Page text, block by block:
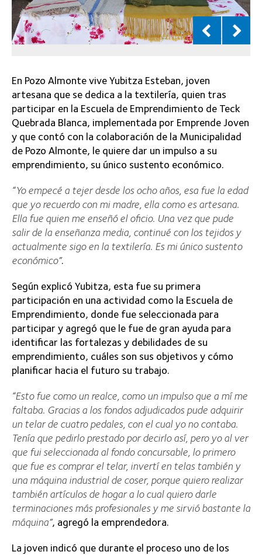
En Pozo Almonte vive Yubitza Esteban, joven
artesana que se dedica a la textilería, quien tras
participar en la Escuela de Emprendimiento de Teck
Quebrada Blanca, implementada por Emprende Joven
y que contó con la colaboración de la Municipalidad
de Pozo Almonte, le quiere dar un impulso a su
emprendimiento, su único sustento económico.
“Yo empecé a tejer desde los ocho años, esa fue la edad
que yo recuerdo con mi madre, ella como es artesana.
Ella fue quien me enseñó el oficio. Una vez que pude
salir de la enseñanza media, continué con los tejidos y
actualmente sigo en la textilería. Es mi único sustento
económico”.
Según explicó Yubitza, esta fue su primera
participación en una actividad como la Escuela de
Emprendimiento, donde fue seleccionada para
participar y agregó que le fue de gran ayuda para
identificar las fortalezas y debilidades de su
emprendimiento, cuáles son sus objetivos y cómo
planificar hacia el futuro su trabajo.
“Esto fue como un realce, como un impulso que a mí me
faltaba. Gracias a los fondos adjudicados pude adquirir
un telar de cuatro pedales, con el cual yo no contaba.
Tenía que pedirlo prestado por decirlo así, pero yo al ver
que fui seleccionada al fondo concursable, lo primero
que fue es comprar el telar, invertí en telas también y
una máquina industrial de coser, porque quiero realizar
también artículos de hogar a lo cual quiero darle
terminaciones más profesionales y me sirvió bastante la
máquina”, agregó la emprendedora.
La joven indicó que durante el proceso uno de los